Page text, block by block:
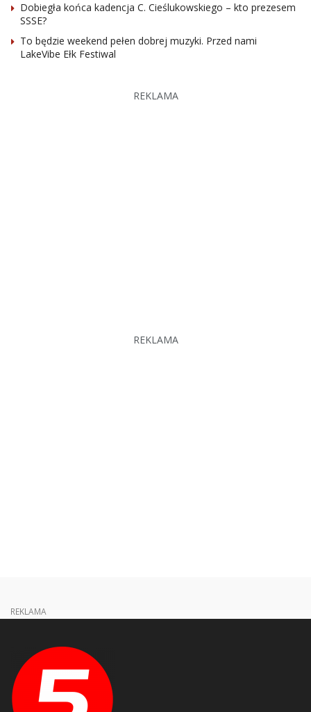
Dobiegła końca kadencja C. Cieślukowskiego – kto prezesem
SSSE?
To będzie weekend pełen dobrej muzyki. Przed nami
LakeVibe Ełk Festiwal
REKLAMA
REKLAMA
REKLAMA